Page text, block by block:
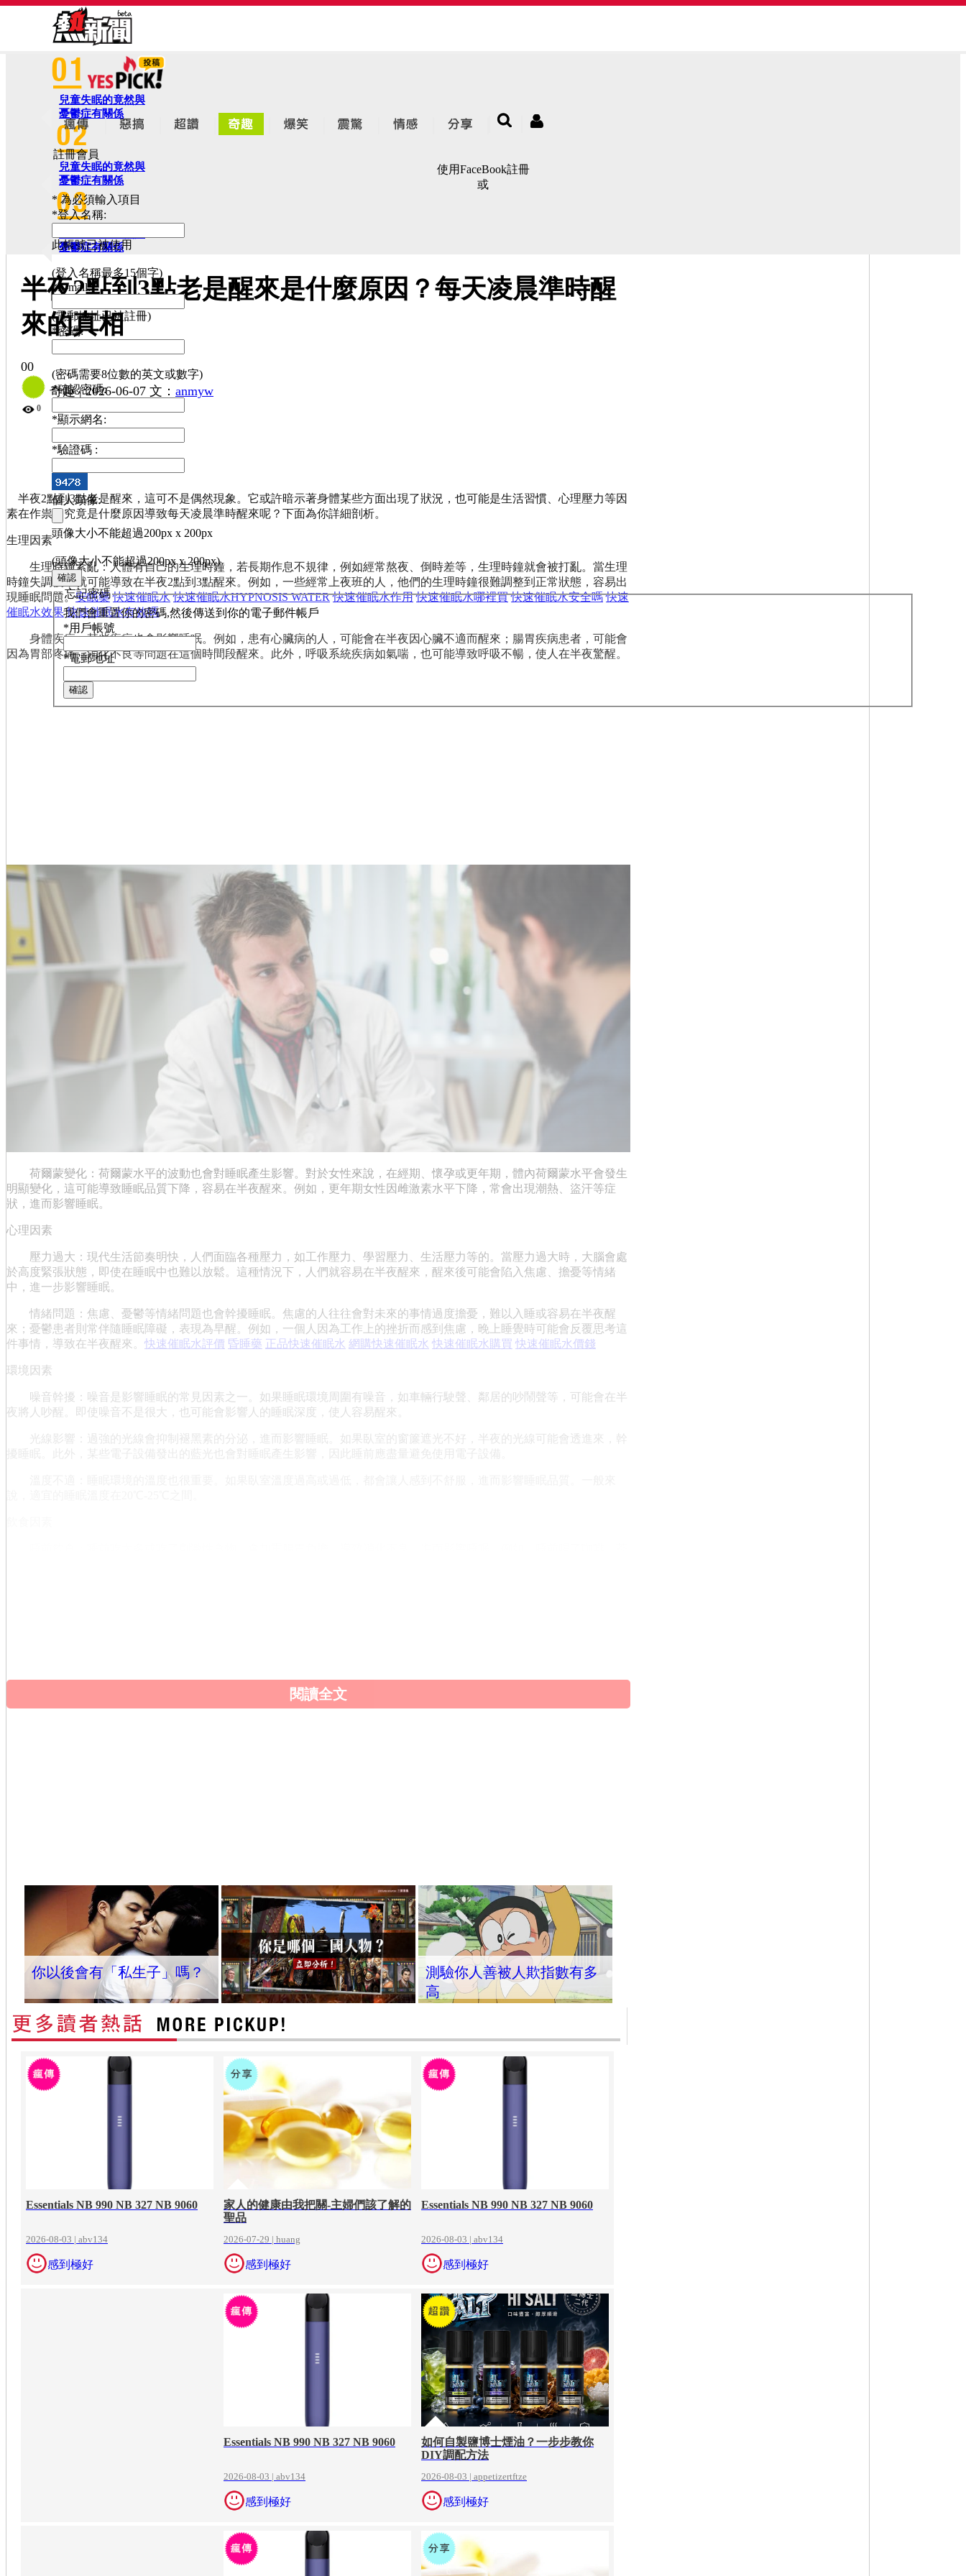
註冊會員
使用FaceBook註冊
或
* 為必須輸入項目
*登入名稱:
此帳號已被使用
(登入名稱最多15個字)
*E-mail:
(電郵地址已被註冊)
*密碼:
(密碼需要8位數的英文或數字)
*確認密碼:
*顯示網名:
*驗證碼 :
個人頭像:
頭像大小不能超過200px x 200px
(頭像大小不能超過200px x 200px)
忘記密碼
我們會重置你的密碼,然後傳送到你的電子郵件帳戶
*用戶帳號
*電郵地址
兒童失眠的竟然與
憂鬱症有關係
兒童失眠的竟然與
憂鬱症有關係
憂鬱症有關係
半夜2點到3點老是醒來是什麼原因？每天凌晨準時醒
來的真相
00
奇趣 | 2026-06-07 文： anmyw
0
半夜2點到3點老是醒來，這可不是偶然現象。它或許暗示著身體某些方面出現了狀況，也可能是生活習慣、心理壓力等因
素在作祟。究竟是什麼原因導致每天凌晨準時醒來呢？下面為你詳細剖析。
生理因素
生理時鐘紊亂：人體有自己的生理時鐘，若長期作息不規律，例如經常熬夜、倒時差等，生理時鐘就會被打亂。當生理
時鐘失調後，就可能導致在半夜2點到3點醒來。例如，一些經常上夜班的人，他們的生理時鐘很難調整到正常狀態，容易出
現睡眠問題。安眠藥 快速催眠水 快速催眠水HYPNOSIS WATER 快速催眠水作用 快速催眠水哪裡買 快速催眠水安全嗎 快速
催眠水效果 快速催眠水有效嗎
身體疾病：某些疾病也會影響睡眠。例如，患有心臟病的人，可能會在半夜因心臟不適而醒來；腸胃疾病患者，可能會
因為胃部疼痛、消化不良等問題在這個時間段醒來。此外，呼吸系統疾病如氣喘，也可能導致呼吸不暢，使人在半夜驚醒。
荷爾蒙變化：荷爾蒙水平的波動也會對睡眠產生影響。對於女性來說，在經期、懷孕或更年期，體內荷爾蒙水平會發生
明顯變化，這可能導致睡眠品質下降，容易在半夜醒來。例如，更年期女性因雌激素水平下降，常會出現潮熱、盜汗等症
狀，進而影響睡眠。
心理因素
壓力過大：現代生活節奏明快，人們面臨各種壓力，如工作壓力、學習壓力、生活壓力等的。當壓力過大時，大腦會處
於高度緊張狀態，即使在睡眠中也難以放鬆。這種情況下，人們就容易在半夜醒來，醒來後可能會陷入焦慮、擔憂等情緒
中，進一步影響睡眠。
情緒問題：焦慮、憂鬱等情緒問題也會幹擾睡眠。焦慮的人往往會對未來的事情過度擔憂，難以入睡或容易在半夜醒
來；憂鬱患者則常伴隨睡眠障礙，表現為早醒。例如，一個人因為工作上的挫折而感到焦慮，晚上睡覺時可能會反覆思考這
件事情，導致在半夜醒來。 快速催眠水評價 昏睡藥 正品快速催眠水 網購快速催眠水 快速催眠水購買 快速催眠水價錢
環境因素
噪音幹擾：噪音是影響睡眠的常見因素之一。如果睡眠環境周圍有噪音，如車輛行駛聲、鄰居的吵鬧聲等，可能會在半
夜將人吵醒。即使噪音不是很大，也可能會影響人的睡眠深度，使人容易醒來。
光線影響：過強的光線會抑制褪黑素的分泌，進而影響睡眠。如果臥室的窗簾遮光不好，半夜的光線可能會透進來，幹
閱讀全文
你以後會有「私生子」嗎？
測驗你人善被人欺指數有多
高
Essentials NB 990 NB 327 NB 9060
2026-08-03 | abv134
感到極好
家人的健康由我把關-主婦們該了解的
聖品
2026-07-29 | huang
感到極好
Essentials NB 990 NB 327 NB 9060
2026-08-03 | abv134
感到極好
Essentials NB 990 NB 327 NB 9060
2026-08-03 | abv134
感到極好
如何自製鹽博士煙油？一步步教你
DIY調配方法
2026-08-03 | appetizertftze
感到極好